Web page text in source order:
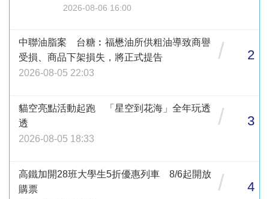
2026-08-06 16:00
中聯油脂案 台糖︰福懋油所供粗油導致商譽
受損、商品下架損失，將正式提告
2026-08-05 22:03
/ 2
貓空亮點活動起跑 「星空到花海」全年玩透
透
2026-08-05 18:33
/ 3
高鐵加開28班大學生5折優惠列車 8/6起開放
購票
/ 4